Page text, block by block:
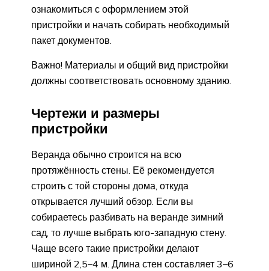
ознакомиться с оформлением этой
пристройки и начать собирать необходимый
пакет документов.
Важно! Материалы и общий вид пристройки
должны соответствовать основному зданию.
Чертежи и размеры
пристройки
Веранда обычно строится на всю
протяжённость стены. Её рекомендуется
строить с той стороны дома, откуда
открывается лучший обзор. Если вы
собираетесь разбивать на веранде зимний
сад, то лучше выбрать юго-западную стену.
Чаще всего такие пристройки делают
шириной 2,5–4 м. Длина стен составляет 3–6